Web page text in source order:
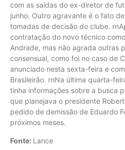
com as saídas do ex-diretor de
junho. Outro agravante é o fato
tomadas de decisão do clube.
contratação do novo técnico
Andrade, mas não agrada outras
consensual, como foi no caso de
anunciado nesta sexta-feira e
Brasileirão. rnNa última quarta-
tinha informações sobre a busca
que planejava o presidente
pedido de demissão de Eduardo
próximos meses.
Fonte: Lance